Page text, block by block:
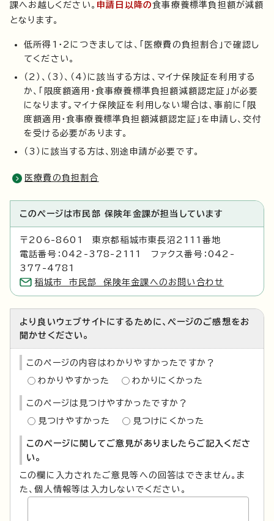
課へお越しください。 申請日以降の食事療養標準負担額が減額
となります。
低所得1・2につきましては、「医療費の負担割合」で確認し
てください。
（2）、（3）、（4）に該当する方は、マイナ保険証を利用する
か、「限度額適用・食事療養標準負担額減額認定証」が必要
になります。マイナ保険証を利用しない場合は、事前に「限
度額適用・食事療養標準負担額減額認定証」を申請し、交付
を受ける必要があります。
（3）に該当する方は、別途申請が必要です。
医療費の負担割合
このページは市民部 保険年金課が担当しています
〒206-8601 東京都稲城市東長沼2111番地
電話番号：042-378-2111 ファクス番号：042-
377-4781
稲城市 市民部 保険年金課へのお問い合わせ
より良いウェブサイトにするために、ページのご感想をお
聞かせください。
このページの内容はわかりやすかったですか？
わかりやすかった わかりにくかった
このページは見つけやすかったですか？
見つけやすかった 見つけにくかった
このページに関してご意見がありましたらご記入くださ
い。
この欄に入力されたご意見等への回答はできません。ま
た、個人情報等は入力しないでください。